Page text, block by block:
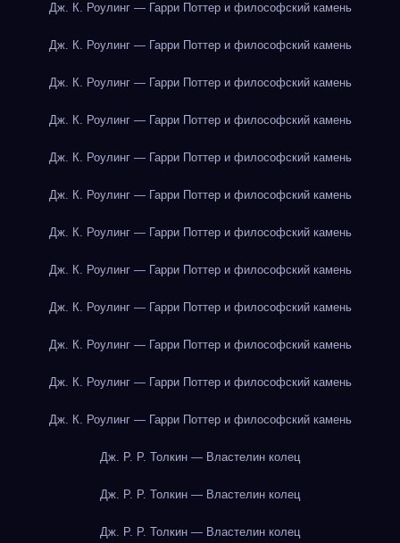
Дж. К. Роулинг — Гарри Поттер и философский камень
Дж. К. Роулинг — Гарри Поттер и философский камень
Дж. К. Роулинг — Гарри Поттер и философский камень
Дж. К. Роулинг — Гарри Поттер и философский камень
Дж. К. Роулинг — Гарри Поттер и философский камень
Дж. К. Роулинг — Гарри Поттер и философский камень
Дж. К. Роулинг — Гарри Поттер и философский камень
Дж. К. Роулинг — Гарри Поттер и философский камень
Дж. К. Роулинг — Гарри Поттер и философский камень
Дж. К. Роулинг — Гарри Поттер и философский камень
Дж. К. Роулинг — Гарри Поттер и философский камень
Дж. К. Роулинг — Гарри Поттер и философский камень
Дж. Р. Р. Толкин — Властелин колец
Дж. Р. Р. Толкин — Властелин колец
Дж. Р. Р. Толкин — Властелин колец